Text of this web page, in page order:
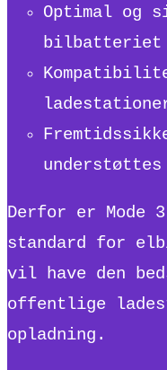
Optimal og
bilbatteriet
Derfor er Mode
standard for
vil have den
offentlige
opladning.